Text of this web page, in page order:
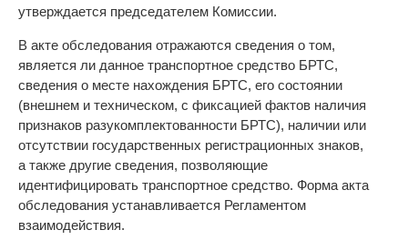
утверждается председателем Комиссии.
В акте обследования отражаются сведения о том,
является ли данное транспортное средство БРТС,
сведения о месте нахождения БРТС, его состоянии
(внешнем и техническом, с фиксацией фактов наличия
признаков разукомплектованности БРТС), наличии или
отсутствии государственных регистрационных знаков,
а также другие сведения, позволяющие
идентифицировать транспортное средство. Форма акта
обследования устанавливается Регламентом
взаимодействия.